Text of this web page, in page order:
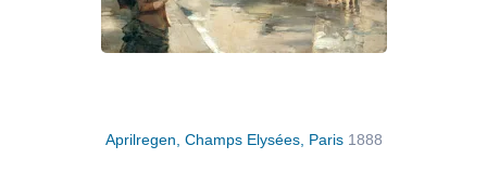
Aprilregen, Champs Elysées, Paris 1888